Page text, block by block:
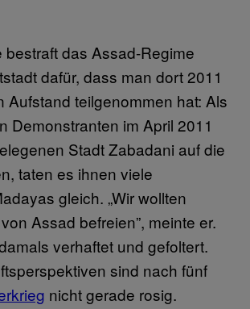
bestraft das Assad-Regime
dafür, dass man dort 2011
Aufstand teilgenommen hat: Als
Demonstranten im April 2011
Stadt Zabadani auf die
taten es ihnen viele
gleich. „Wir wollten
Assad befreien”, meinte er.
verhaftet und gefoltert.
sind nach fünf
nicht gerade rosig.